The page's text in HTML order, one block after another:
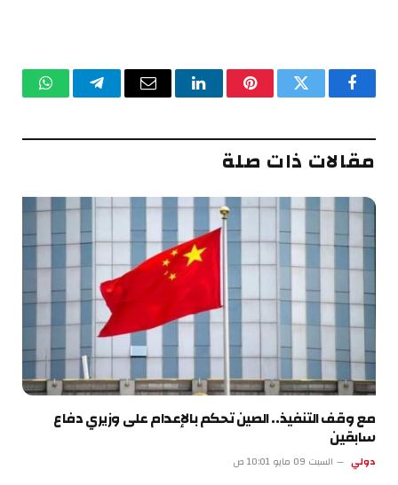
فيسبوكتويتر بينتيريستلينكدإنالبريد تيلقرام
مقالات ذات صلة
مع وقف التنفيذ.. الصين تحكم بالإعدام على وزيري دفاع
سابقين
دولي السبت 09 مايو 10:01 ص